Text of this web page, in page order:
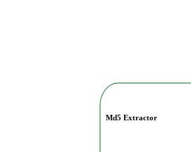
Md5 Extractor